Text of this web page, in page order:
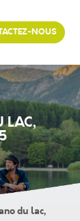
NOUS
LAC,
du lac,